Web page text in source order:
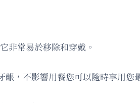
非常易於移除和穿戴。
，不影響用餐您可以隨時享用您